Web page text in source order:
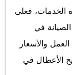
الخدمات، فعلى
في
والأسعار
الأعطال في